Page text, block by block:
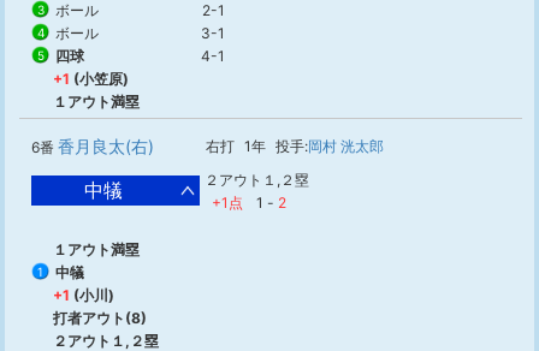
3 ボール 2-1
4 ボール 3-1
5 四球
4-1
+1 (小笠原)
１アウト満塁
6番 香月良太(右) 右打 1年 投手:岡村 洸太郎
中犠
２アウト１,２塁
+1点
1 - 2
１アウト満塁
1
中犠
+1 (小川)
打者アウト(8)
２アウト１,２塁